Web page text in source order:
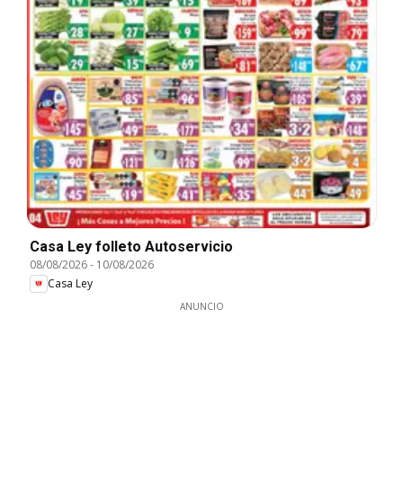
Casa Ley folleto Autoservicio
08/08/2026- 10/08/2026
Casa Ley
ANUNCIO